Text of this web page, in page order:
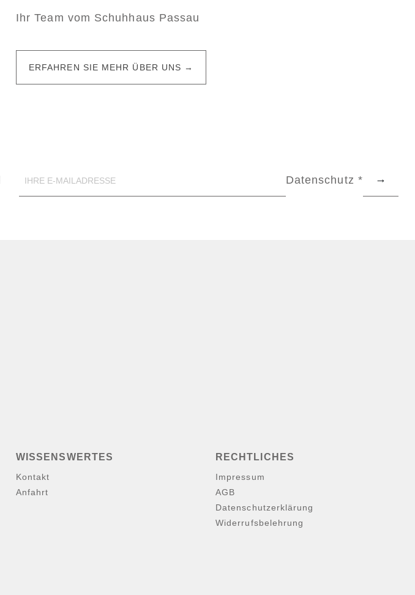
Ihr Team vom Schuhhaus Passau
ERFAHREN SIE MEHR ÜBER UNS →
Datenschutz *
WISSENSWERTES
Kontakt
Anfahrt
RECHTLICHES
Impressum
AGB
Datenschutzerklärung
Widerrufsbelehrung